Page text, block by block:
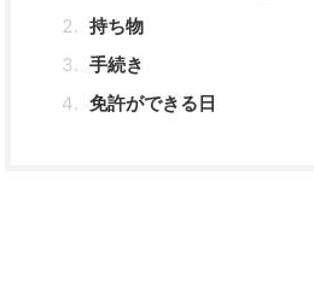
持ち物
手続き
免許ができる日